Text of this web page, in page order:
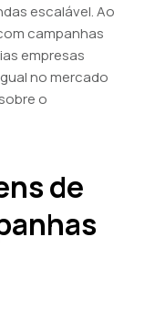
escalável. Ao
campanhas
empresas
no mercado
o
de